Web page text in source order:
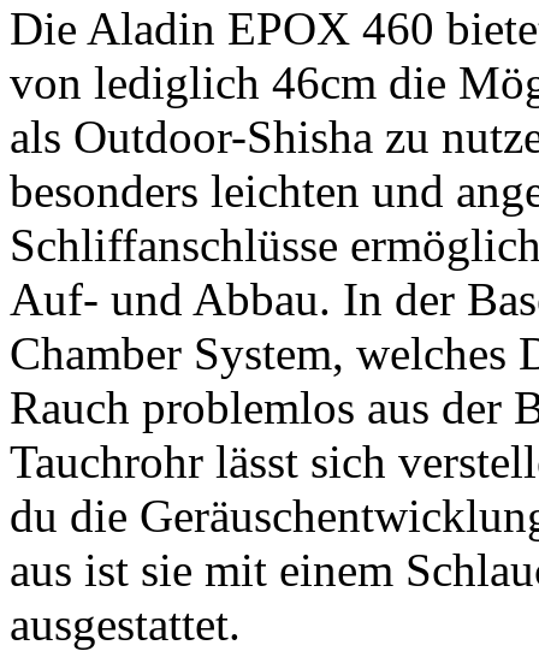
Die Aladin EPOX 460
von lediglich 46cm die
als Outdoor-Shisha zu
besonders leichten und
Schliffanschlüsse
Auf- und Abbau. In der
Chamber System, welches
Rauch problemlos aus der
Tauchrohr lässt sich
du die
aus ist sie mit einem
ausgestattet.